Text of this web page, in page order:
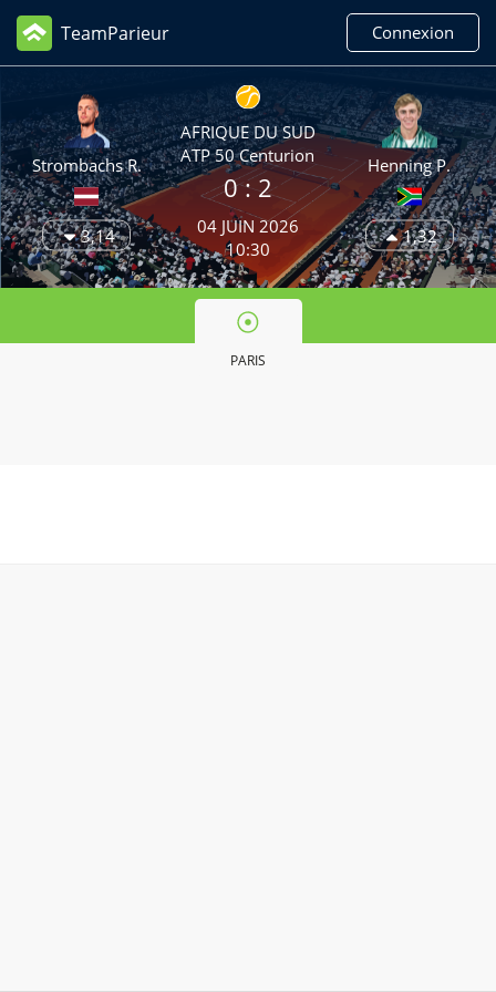
TeamParieur Connexion
Strombachs R.
3,14
AFRIQUE DU SUD
ATP 50 Centurion
0 :2
04 JUIN 2026
10:30
Henning P.
1,32
PARIS